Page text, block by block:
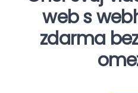
web s
zdarma